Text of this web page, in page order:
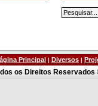
Principal | Diversos |
os Direitos